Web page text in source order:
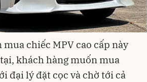
chiếc MPV cao cấp này
khách hàng muốn mua
đại lý đặt cọc và chờ tới cả